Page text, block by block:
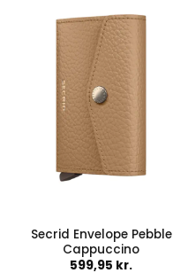
Secrid Envelope Pebble
Cappuccino
599,95 kr.